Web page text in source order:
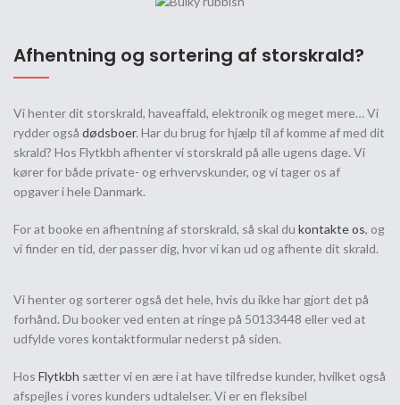
Afhentning og sortering af storskrald?
Vi henter dit storskrald, haveaffald, elektronik og meget mere… Vi
rydder også dødsboer. Har du brug for hjælp til af komme af med dit
skrald? Hos Flytkbh afhenter vi storskrald på alle ugens dage. Vi
kører for både private- og erhvervskunder, og vi tager os af
opgaver i hele Danmark.
For at booke en afhentning af storskrald, så skal du kontakte os, og
vi finder en tid, der passer dig, hvor vi kan ud og afhente dit skrald.
Vi henter og sorterer også det hele, hvis du ikke har gjort det på
forhånd. Du booker ved enten at ringe på 50133448 eller ved at
udfylde vores kontaktformular nederst på siden.
Hos Flytkbh sætter vi en ære i at have tilfredse kunder, hvilket også
afspejles i vores kunders udtalelser. Vi er en fleksibel